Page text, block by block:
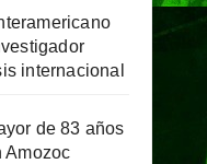
internacional
de 83 años
Amozoc